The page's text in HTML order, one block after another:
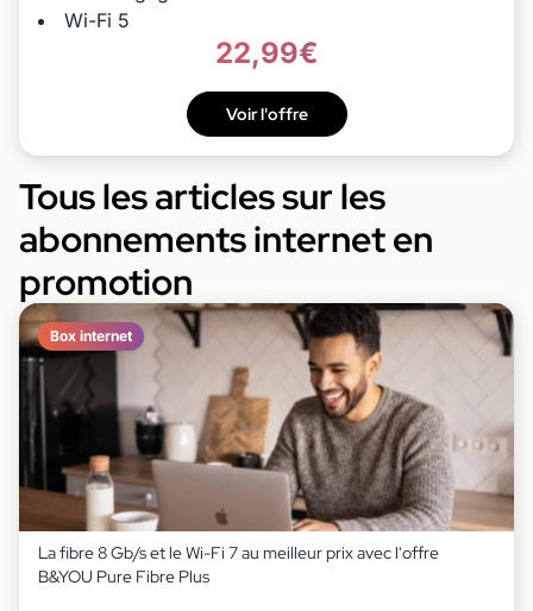
Wi-Fi 5
22,99€
Voir l'offre
Tous les articles sur les
abonnements internet en
promotion
Box internet
La fibre 8 Gb/s et le Wi-Fi 7 au meilleur prix avec l'offre
B&YOU Pure Fibre Plus